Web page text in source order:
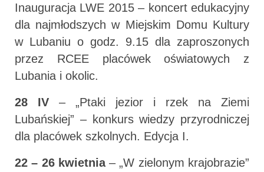
Inauguracja LWE 2015 – koncert edukacyjny
dla najmłodszych w Miejskim Domu Kultury
w Lubaniu o godz. 9.15 dla zaproszonych
przez RCEE placówek oświatowych z
Lubania i okolic.
28 IV – „Ptaki jezior i rzek na Ziemi
Lubańskiej” – konkurs wiedzy przyrodniczej
dla placówek szkolnych. Edycja I.
22 – 26 kwietnia– „W zielonym krajobrazie”